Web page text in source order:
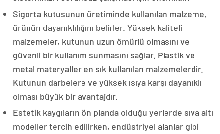
Sigorta kutusunun üretiminde kullanılan malzeme,
ürünün dayanıklılığını belirler. Yüksek kaliteli
malzemeler, kutunun uzun ömürlü olmasını ve
güvenli bir kullanım sunmasını sağlar. Plastik ve
metal materyaller en sık kullanılan malzemelerdir.
Kutunun darbelere ve yüksek ısıya karşı dayanıklı
olması büyük bir avantajdır.
Estetik kaygıların ön planda olduğu yerlerde sıva altı
modeller tercih edilirken, endüstriyel alanlar gibi